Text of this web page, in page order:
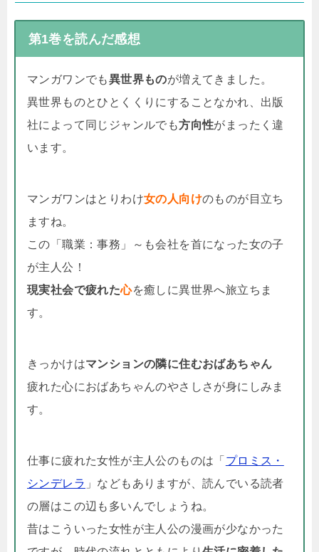
第1巻を読んだ感想
マンガワンでも異世界ものが増えてきました。
異世界ものとひとくくりにすることなかれ、出版
社によって同じジャンルでも方向性がまったく違
います。
マンガワンはとりわけ女の人向けのものが目立ち
ますね。
この「職業：事務」～も会社を首になった女の子
が主人公！
現実社会で疲れた心を癒しに異世界へ旅立ちま
す。
きっかけはマンションの隣に住むおばあちゃん
疲れた心におばあちゃんのやさしさが身にしみま
す。
仕事に疲れた女性が主人公のものは「 プロミス・
シンデレラ 」などもありますが、読んでいる読者
の層はこの辺も多いんでしょうね。
昔はこういった女性が主人公の漫画が少なかった